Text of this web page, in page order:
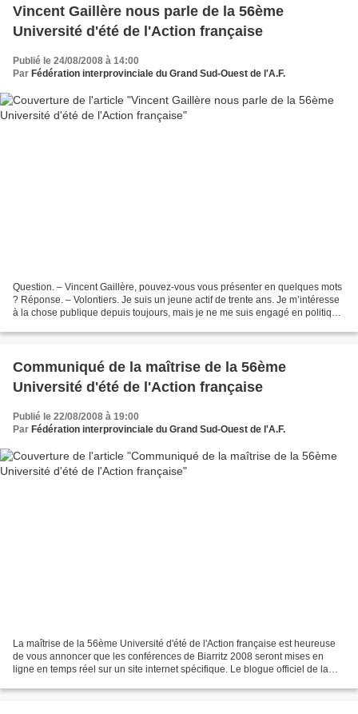
Vincent Gaillère nous parle de la 56ème
Université d'été de l'Action française
Publié le 24/08/2008 à 14:00
Par Fédération interprovinciale du Grand Sud-Ouest de l'A.F.
Question. – Vincent Gaillère, pouvez-vous vous présenter en quelques mots
? Réponse. – Volontiers. Je suis un jeune actif de trente ans. Je m’intéresse
à la chose publique depuis toujours, mais je ne me suis engagé en politique
Communiqué de la maîtrise de la 56ème
Université d'été de l'Action française
Publié le 22/08/2008 à 19:00
Par Fédération interprovinciale du Grand Sud-Ouest de l'A.F.
La maîtrise de la 56ème Université d'été de l'Action française est heureuse
de vous annoncer que les conférences de Biarritz 2008 seront mises en
ligne en temps réel sur un site internet spécifique. Le blogue officiel de la